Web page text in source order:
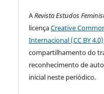
ARevista Estudos
licençaCreative
Internacional (CC BY 4.0)
compartilhamento do
reconhecimento de
inicial neste periódico.